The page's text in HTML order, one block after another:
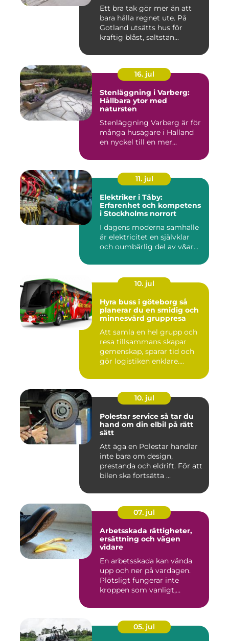
Ett bra tak gör mer än att
bara hålla regnet ute. På
Gotland utsätts hus för
kraftig blåst, saltstän...
16. jul
Stenläggning i Varberg:
Hållbara ytor med
natursten
Stenläggning Varberg är för
många husägare i Halland
en nyckel till en mer...
11. jul
Elektriker i Täby:
Erfarenhet och kompetens
i Stockholms norrort
I dagens moderna samhälle
är elektricitet en självklar
och oumbärlig del av v&ar...
10. jul
Hyra buss i göteborg så
planerar du en smidig och
minnesvärd gruppresa
Att samla en hel grupp och
resa tillsammans skapar
gemenskap, sparar tid och
gör logistiken enklare....
10. jul
Polestar service så tar du
hand om din elbil på rätt
sätt
Att äga en Polestar handlar
inte bara om design,
prestanda och eldrift. För att
bilen ska fortsätta ...
07. jul
Arbetsskada rättigheter,
ersättning och vägen
vidare
En arbetsskada kan vända
upp och ner på vardagen.
Plötsligt fungerar inte
kroppen som vanligt,
05. jul